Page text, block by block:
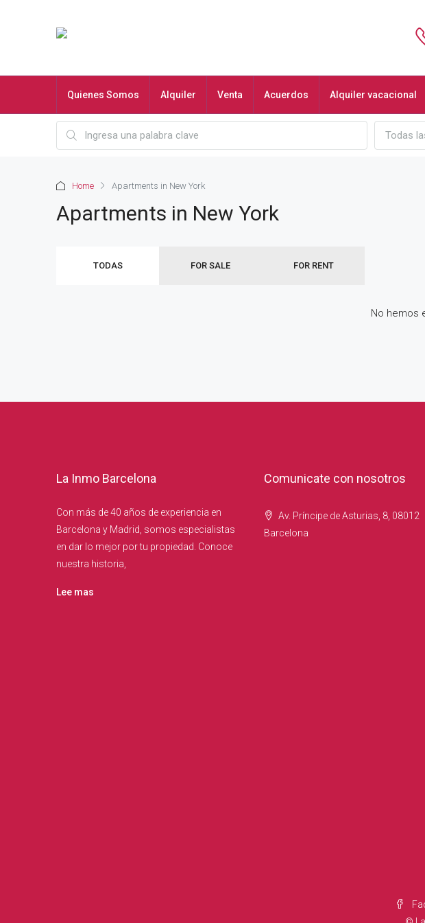
Quienes Somos Alquiler Venta Acuerdos Alquiler vacacional
Todas
Home Apartments in New York
Apartments in New York
TODAS FOR SALE FOR RENT
No hemos
La Inmo Barcelona
Con más de 40 años de experiencia en
Barcelona y Madrid, somos especialistas
en dar lo mejor por tu propiedad. Conoce
nuestra historia,
Lee mas
Comunicate con nosotros
Av. Príncipe de Asturias, 8, 08012
Barcelona